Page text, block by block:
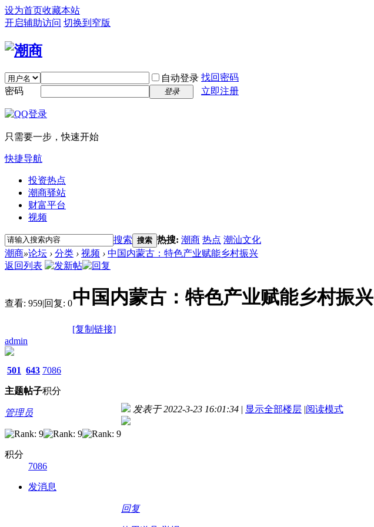
设为首页收藏本站
开启辅助访问 切换到窄版
自动登录 找回密码
密码
登录 立即注册
只需要一步，快速开始
快捷导航
投资热点
潮商驿站
财富平台
视频
搜索 搜索 热搜: 潮商 热点 潮汕文化
潮商»论坛 › 分类 › 视频 › 中国内蒙古：特色产业赋能乡村振兴
返回列表
查看: 959|回复: 0中国内蒙古：特色产业赋能乡村振兴
[复制链接]
admin
501
主题
643
帖子
7086
积分
管理员
积分
7086
发消息
发表于 2022-3-23 16:01:34 | 显示全部楼层 |阅读模式
回复